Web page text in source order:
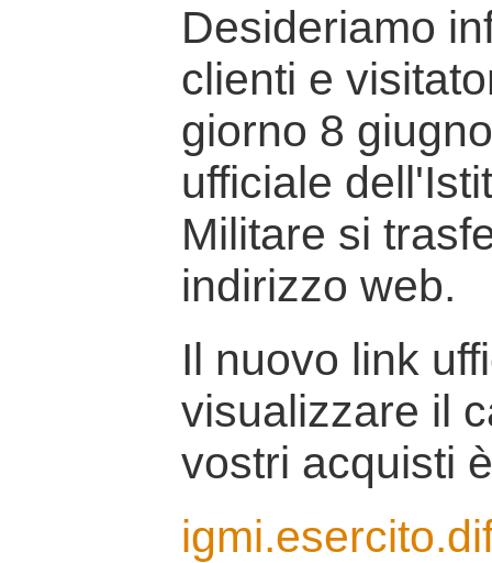
Desideriamo
clienti e
giorno 8
ufficiale
Militare si
indirizzo web.
Il nuovo link
visualizzare il
vostri acquisti